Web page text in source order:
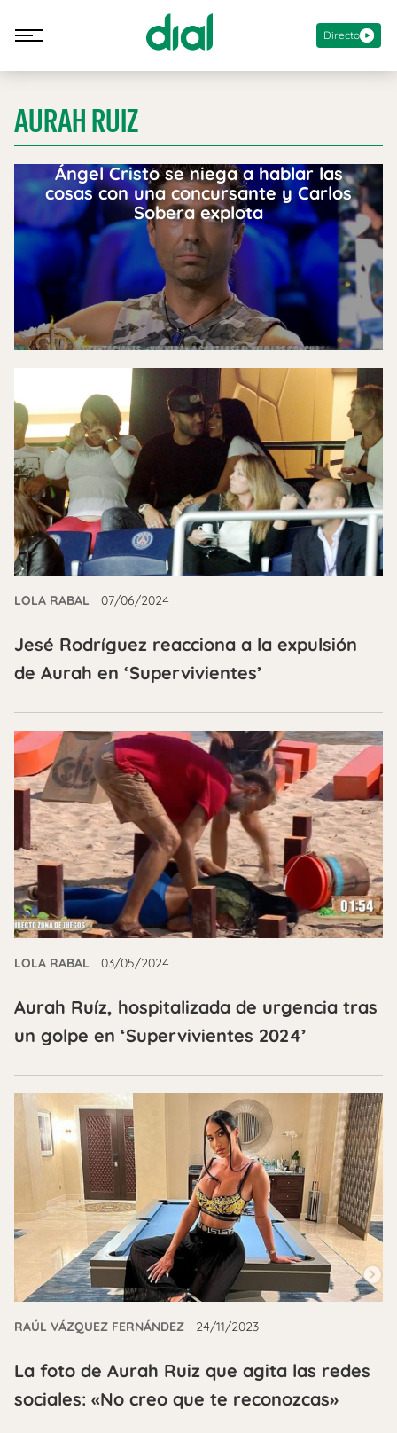
Directo
AURAH RUIZ
Ángel Cristo se niega a hablar las
cosas con una concursante y Carlos
Sobera explota
LOLA RABAL 07/06/2024
Jesé Rodríguez reacciona a la expulsión
de Aurah en ‘Supervivientes’
LOLA RABAL 03/05/2024
Aurah Ruíz, hospitalizada de urgencia tras
un golpe en ‘Supervivientes 2024’
RAÚL VÁZQUEZ FERNÁNDEZ 24/11/2023
La foto de Aurah Ruiz que agita las redes
sociales: «No creo que te reconozcas»